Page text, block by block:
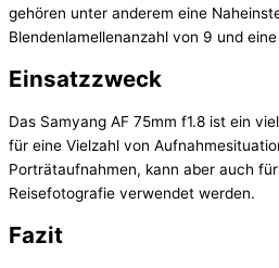
gehören unter anderem eine
Blendenlamellenanzahl von 9 und
Einsatzzweck
Das Samyang AF 75mm f1.8 ist ein
für eine Vielzahl von
Porträtaufnahmen, kann aber auch
Reisefotografie verwendet werden.
Fazit